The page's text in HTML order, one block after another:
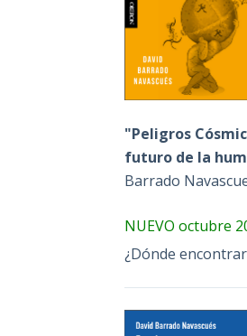
"Peligros
futuro de la
Barrado
NUEVO octubre
¿Dónde